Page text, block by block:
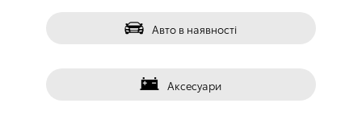
󰀂 Авто в наявності
󰀃 Аксесуари